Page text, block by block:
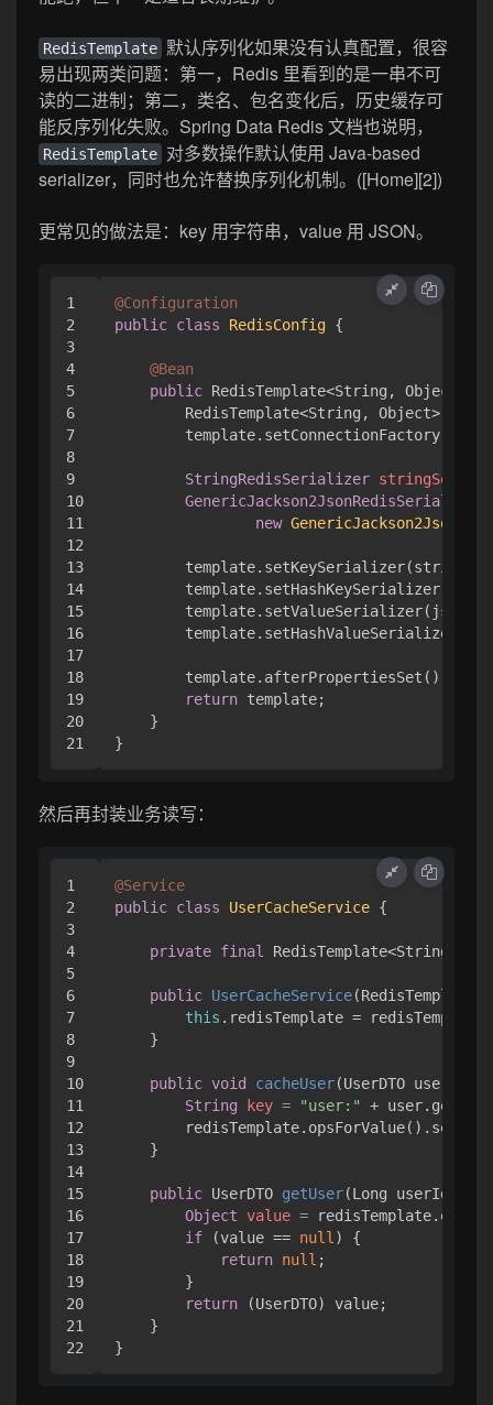
RedisTemplate 默认序列化如果没有认真配置，很容
易出现两类问题：第一，Redis 里看到的是一串不可
读的二进制；第二，类名、包名变化后，历史缓存可
能反序列化失败。Spring Data Redis 文档也说明，
RedisTemplate 对多数操作默认使用 Java-based
serializer，同时也允许替换序列化机制。([Home][2])
更常见的做法是：key 用字符串，value 用 JSON。
1
2
3
4
5
6
7
8
9
10
11
12
13
14
15
16
17
18
19
20
@Configuration
public class RedisConfig {
@Bean
public RedisTemplate<String, Object>
RedisTemplate<String, Object>
StringRedisSerializer
GenericJackson2JsonRedisSerializer
new
        template.afterPropertiesSet();
return template;
    }
然后再封装业务读写：
1
2
3
4
5
6
7
8
9
10
11
12
13
14
15
16
17
18
19
20
21
@Service
public class UserCacheService {
private final RedisTemplate<String,
public UserCacheService
this .redisTemplate = redisTemplate;
    }
public void cacheUser(UserDTO user)
String
key = "user:"
+
    }
public UserDTO getUser(Long userId)
Object value =
if (value == null) {
return null ;
        }
return (UserDTO) value;
    }